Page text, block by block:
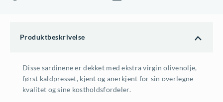
Produktbeskrivelse
Disse sardinene er dekket med ekstra virgin olivenolje,
først kaldpresset, kjent og anerkjent for sin overlegne
kvalitet og sine kostholdsfordeler.